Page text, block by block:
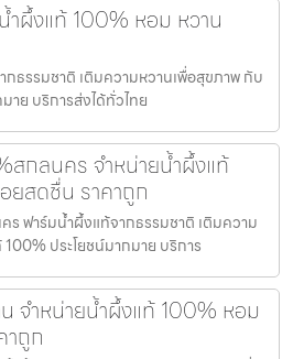
ำผึ้งแท้ 100% หอม หวาน
ธรรมชาติ เติมความหวานเพื่อสุขภาพ กับ
าย บริการส่งได้ทั่วไทย
สกลนคร จำหน่ายน้ำผึ้งแท้
ยสดชื่น ราคาถูก
ฟาร์มน้ำผึ้งแท้จากธรรมชาติ เติมความ
ประโยชน์มากมาย บริการ
จำหน่ายน้ำผึ้งแท้ 100% หอม
าถูก